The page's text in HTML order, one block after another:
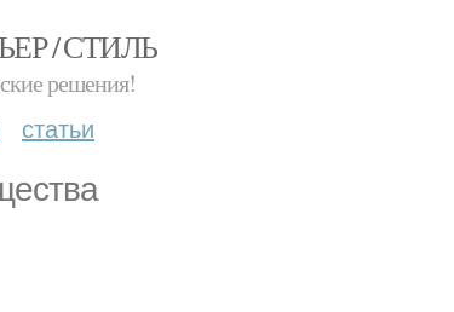
/ СТИЛЬ
решения!
статьи